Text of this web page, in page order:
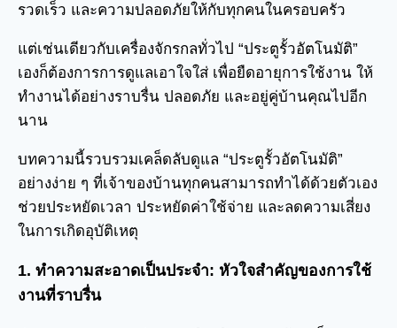
รวดเร็ว และความปลอดภัยให้กับทุกคนในครอบครัว
แต่เช่นเดียวกับเครื่องจักรกลทั่วไป “ประตูรั้วอัตโนมัติ”
เองก็ต้องการการดูแลเอาใจใส่ เพื่อยืดอายุการใช้งาน ให้
ทำงานได้อย่างราบรื่น ปลอดภัย และอยู่คู่บ้านคุณไปอีก
นาน
บทความนี้รวบรวมเคล็ดลับดูแล “ประตูรั้วอัตโนมัติ”
อย่างง่าย ๆ ที่เจ้าของบ้านทุกคนสามารถทำได้ด้วยตัวเอง
ช่วยประหยัดเวลา ประหยัดค่าใช้จ่าย และลดความเสี่ยง
ในการเกิดอุบัติเหตุ
1. ทำความสะอาดเป็นประจำ: หัวใจสำคัญของการใช้
งานที่ราบรื่น